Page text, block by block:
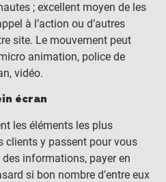
; excellent moyen de les
à l’action ou d’autres
site. Le mouvement peut
animation, police de
vidéo.
écran
les éléments les plus
clients y passent pour vous
informations, payer en
si bon nombre d’entre eux